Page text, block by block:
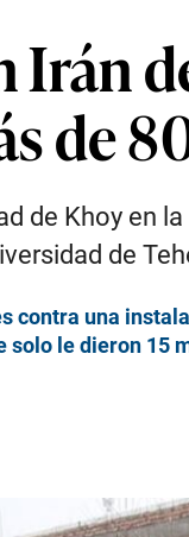
Irán
de
de Khoy en
de
contra una
solo le dieron 15